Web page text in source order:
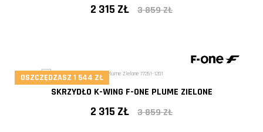
2 315 ZŁ 3 859 ZŁ
SKRZYDŁO K-WING F-ONE PLUME ZIELONE
2 315 ZŁ 3 859 ZŁ
OSZCZĘDZASZ 1 544 ZŁ